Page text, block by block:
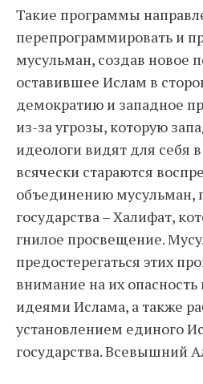
Такие программы
перепрограммировать и
мусульман, создав новое
оставившее Ислам в
демократию и западное
из-за угрозы, которую
идеологи видят для себя
всячески стараются
объединению мусульман,
государства – Халифат,
гнилое просвещение.
предостерегаться этих
внимание на их
идеями Ислама, а также
установлением единого
государства. Всевышний